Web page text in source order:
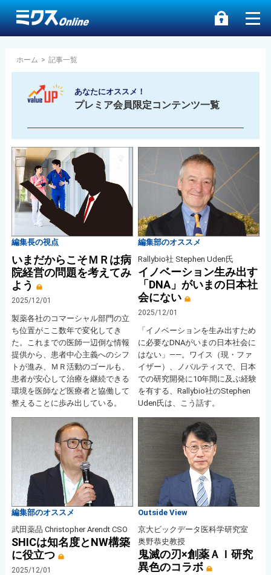
ホーム > 記事一覧
あなたにオススメ！
プレミア会員限定コンテンツ一覧
編集長の視点
いまだからこそＭＲは病
院経営の問題を考えてみ
よう
2025/12/01
製薬各社のコマーシャル部門の立
ち位置がここ数年で変化してき
た。これまでの医師一辺倒な情報
提供から、患者中心主義へのシフ
トが進み、ＭＲ活動のゴールも、
患者が安心して治療を継続できる
環境を医師など医療者と協働して
整えることに歩み出している。
編集部のオススメ
Rallybio社 Stephen Uden氏
イノベーション生み出す
「DNA」がいまの日本社
会にない
2025/12/01
「イノベーションを生み出すため
に必要なDNAがいまの日本社会に
はない」――。ワイス（現・ファ
イザー）、ノバルティスで、日本
での研究開発に10年間に及ぶ経験
を有する、Rallybio社のStephen
Uden氏は、こう話す。
編集部のオススメ
武田薬品 Christopher Arendt CSO
SHICは知名度とNW構築
に役立つ
2025/12/01
Outside View
京大ビックデータ医科学研究室
奥野恭史教授
鬼滅の刃×創薬ＡＩ研究
異色のコラボ